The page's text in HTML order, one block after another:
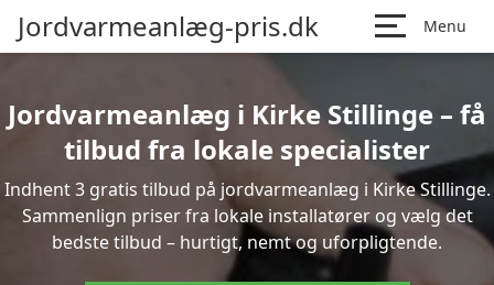
Jordvarmeanlæg-pris.dk Menu
Jordvarmeanlæg i Kirke Stillinge – få
tilbud fra lokale specialister
Indhent 3 gratis tilbud på jordvarmeanlæg i Kirke Stillinge.
Sammenlign priser fra lokale installatører og vælg det
bedste tilbud – hurtigt, nemt og uforpligtende.